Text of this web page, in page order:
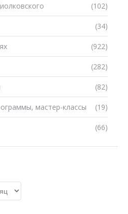
(102)
(34)
(922)
(282)
(82)
(19)
мастер-классы
(66)